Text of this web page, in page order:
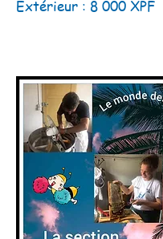
Extérieur : 8 000 XPF